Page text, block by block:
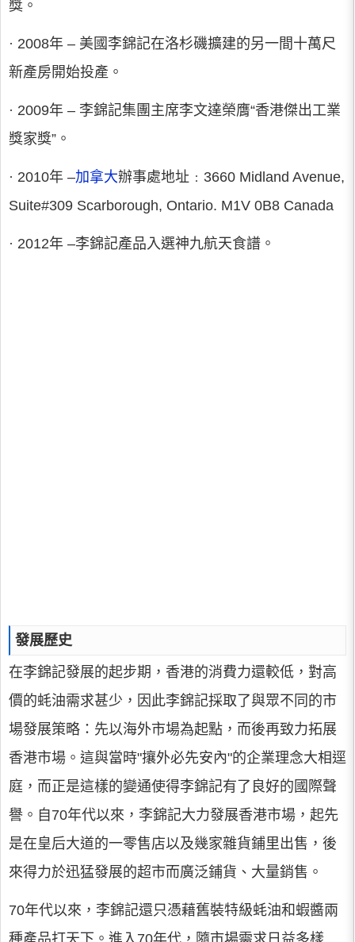
獎。
· 2008年 – 美國李錦記在洛杉磯擴建的另一間十萬尺
新產房開始投產。
· 2009年 – 李錦記集團主席李文達榮膺“香港傑出工業
獎家獎”。
· 2010年 –加拿大辦事處地址﹕3660 Midland Avenue,
Suite#309 Scarborough, Ontario. M1V 0B8 Canada
· 2012年 –李錦記產品入選神九航天食譜。
發展歷史
在李錦記發展的起步期，香港的消費力還較低，對高
價的蚝油需求甚少，因此李錦記採取了與眾不同的市
場發展策略：先以海外市場為起點，而後再致力拓展
香港市場。這與當時"攘外必先安內"的企業理念大相逕
庭，而正是這樣的變通使得李錦記有了良好的國際聲
譽。自70年代以來，李錦記大力發展香港市場，起先
是在皇后大道的一零售店以及幾家雜貨鋪里出售，後
來得力於迅猛發展的超市而廣泛鋪貨、大量銷售。
70年代以來，李錦記還只憑藉舊裝特級蚝油和蝦醬兩
種產品打天下。進入70年代，隨市場需求日益多樣